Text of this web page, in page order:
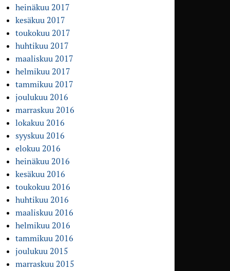
heinäkuu 2017
kesäkuu 2017
toukokuu 2017
huhtikuu 2017
maaliskuu 2017
helmikuu 2017
tammikuu 2017
joulukuu 2016
marraskuu 2016
lokakuu 2016
syyskuu 2016
elokuu 2016
heinäkuu 2016
kesäkuu 2016
toukokuu 2016
huhtikuu 2016
maaliskuu 2016
helmikuu 2016
tammikuu 2016
joulukuu 2015
marraskuu 2015